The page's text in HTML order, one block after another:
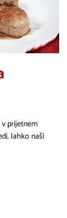
prijetnem
lahko naši